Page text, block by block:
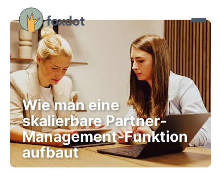
Wie man eine
skalierbare Partner-
Management-Funktion
aufbaut